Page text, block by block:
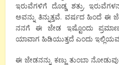
ಇರುವೆಗಳಿಗೆ ದೊಡ್ಡ ಶತ್ರು.
ಅವನ್ನು ತಿನ್ನುತ್ತವೆ. ವರ್ಷದ ಹಿಂದೆ ಈ
ನನಗೆ ಈ ಜೇಡ ಇಷ್ಟೊಂದು
ಯಾವಾಗ ಹಿಡಿಯುತ್ತದೆ ಎಂದು
ಈ ಜೇಡನನ್ನು ಕಣ್ಣು ತುಂಬಾ